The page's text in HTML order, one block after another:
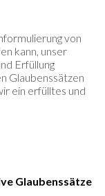
von
kann, unser
Erfüllung
Glaubenssätzen
ein erfülltes und
Glaubenssätze